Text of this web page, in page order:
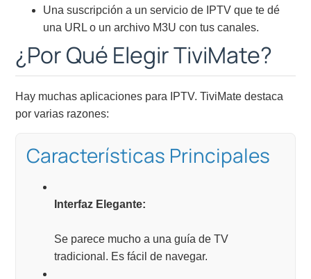
Una suscripción a un servicio de IPTV que te dé
una URL o un archivo M3U con tus canales.
¿Por Qué Elegir TiviMate?
Hay muchas aplicaciones para IPTV. TiviMate destaca
por varias razones:
Características Principales
Interfaz Elegante:
Se parece mucho a una guía de TV
tradicional. Es fácil de navegar.